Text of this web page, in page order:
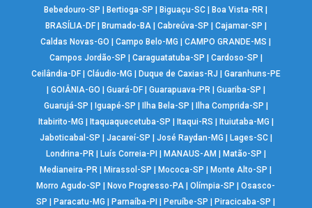
Bebedouro-SP
Bertioga-SP Biguaçu-SC Boa Vista-RR
BRASÍLIA-DF| Brumado-BA| Cabreúva-SP Cajamar-SP
Caldas Novas-GO
|Campo Belo-MG |CAMPO GRANDE-MS
Campos Jordão-SP
Caraguatatuba-SP Cardoso-SP
Ceilândia-DF| Cláudio-MG Duque de Caxias-RJ
Garanhuns-PE
GOIÂNIA-GO Guará-DF| Guarapuava-PR| Guariba-SP
Guarujá-SP
Iguapé-SP Ilha Bela-SP Ilha Comprida-SP
Itabirito-MG
Itaquaquecetuba-SP Itaqui-RS Ituiutaba-MG
Jaboticabal-SP
Jacareí-SP José Raydan-MG Lages-SC|
Londrina-PR| Luís Correia-PI MANAUS-AM Matão-SP
Medianeira-PR
Mirassol-SP Mococa-SP Monte Alto-SP
Morro Agudo-SP
Novo Progresso-PA |Olímpia-SP |Osasco-
SP
Paracatu-MG Parnaíba-PI Peruíbe-SP Piracicaba-SP